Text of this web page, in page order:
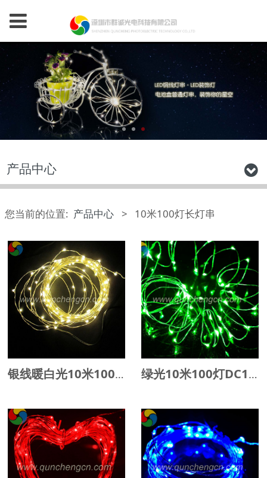
产品中心
您当前的位置: 产品中心 > 10米100灯长灯串
银线暖白光10米100灯DC12V长灯串 绿光10米100灯DC12V长灯串